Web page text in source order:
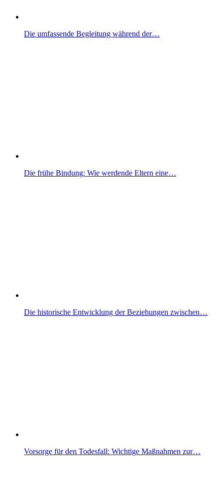
Die umfassende Begleitung während der…
Die frühe Bindung: Wie werdende Eltern eine…
Die historische Entwicklung der Beziehungen zwischen…
Vorsorge für den Todesfall: Wichtige Maßnahmen zur…